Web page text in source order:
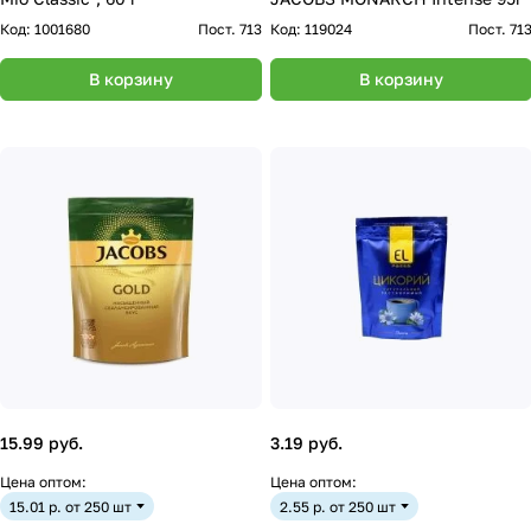
Код: 1001680 Пост. 713
В корзину
Код: 119024 Пост. 713
В корзину
15.99 руб.
Цена оптом:
15.01 р. от 250 шт
3.19 руб.
Цена оптом:
2.55 р. от 250 шт